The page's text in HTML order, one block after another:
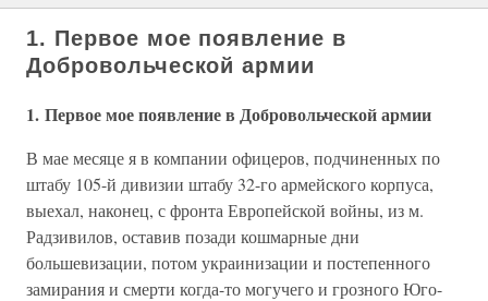
1. Первое мое появление в
Добровольческой армии
1. Первое мое появление в Добровольческой армии
В мае месяце я в компании офицеров, подчиненных по
штабу 105-й дивизии штабу 32-го армейского корпуса,
выехал, наконец, с фронта Европейской войны, из м.
Радзивилов, оставив позади кошмарные дни
большевизации, потом украинизации и постепенного
замирания и смерти когда-то могучего и грозного Юго-